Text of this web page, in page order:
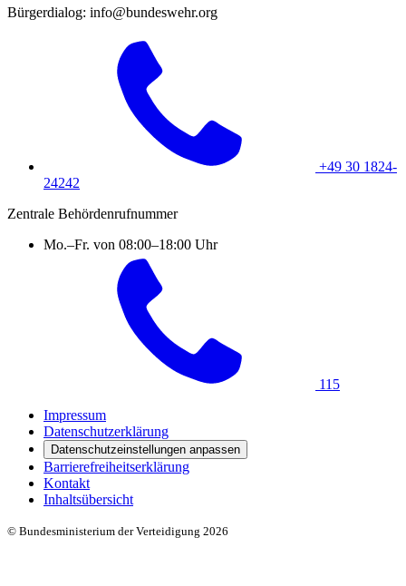
Bürgerdialog: info@bundeswehr.org
+49 30 1824-
24242
Zentrale Behördenrufnummer
Mo.–Fr. von 08:00–18:00 Uhr
115
Impressum
Datenschutzerklärung
Datenschutzeinstellungen anpassen
Barrierefreiheitserklärung
Kontakt
Inhaltsübersicht
© Bundesministerium der Verteidigung 2026